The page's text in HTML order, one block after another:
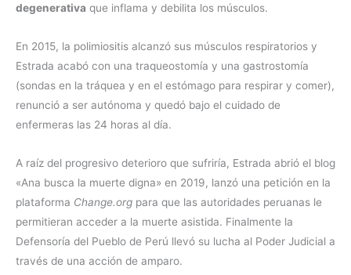
degenerativa que inflama y debilita los músculos.
En 2015, la polimiositis alcanzó sus músculos respiratorios y
Estrada acabó con una traqueostomía y una gastrostomía
(sondas en la tráquea y en el estómago para respirar y comer),
renunció a ser autónoma y quedó bajo el cuidado de
enfermeras las 24 horas al día.
A raíz del progresivo deterioro que sufriría, Estrada abrió el blog
«Ana busca la muerte digna» en 2019, lanzó una petición en la
plataforma Change.org para que las autoridades peruanas le
permitieran acceder a la muerte asistida. Finalmente la
Defensoría del Pueblo de Perú llevó su lucha al Poder Judicial a
través de una acción de amparo.